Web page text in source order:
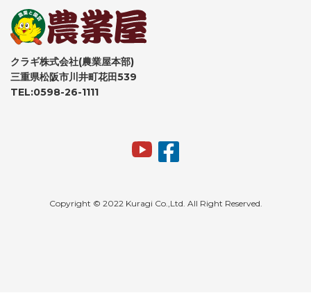
クラギ株式会社(農業屋本部)
三重県松阪市川井町花田539
TEL:0598-26-1111
Copyright © 2022 Kuragi Co.,Ltd. All Right Reserved.